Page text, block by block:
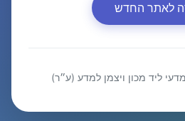
לאתר החדש
מדעי ליד מכון ויצמן למדע (ע״ר)